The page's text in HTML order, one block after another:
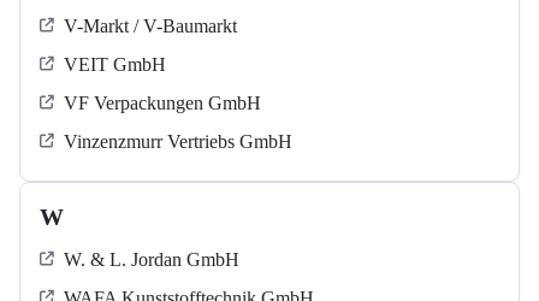
V-Markt / V-Baumarkt
VEIT GmbH
VF Verpackungen GmbH
Vinzenzmurr Vertriebs GmbH
W
W. & L. Jordan GmbH